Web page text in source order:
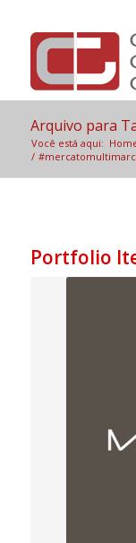
Arquivo para
Você está aqui:
/
Portfolio